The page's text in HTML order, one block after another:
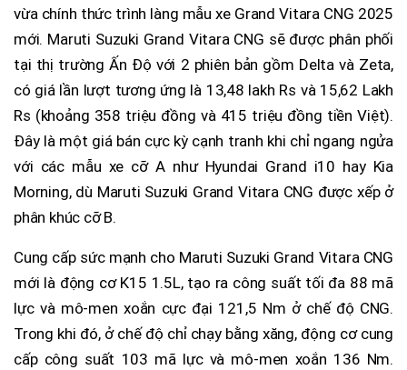
vừa chính thức trình làng mẫu xe Grand Vitara CNG 2025
mới. Maruti Suzuki Grand Vitara CNG sẽ được phân phối
tại thị trường Ấn Độ với 2 phiên bản gồm Delta và Zeta,
có giá lần lượt tương ứng là 13,48 lakh Rs và 15,62 Lakh
Rs (khoảng 358 triệu đồng và 415 triệu đồng tiền Việt).
Đây là một giá bán cực kỳ cạnh tranh khi chỉ ngang ngửa
với các mẫu xe cỡ A như Hyundai Grand i10 hay Kia
Morning, dù Maruti Suzuki Grand Vitara CNG được xếp ở
phân khúc cỡ B.
Cung cấp sức mạnh cho Maruti Suzuki Grand Vitara CNG
mới là động cơ K15 1.5L, tạo ra công suất tối đa 88 mã
lực và mô-men xoắn cực đại 121,5 Nm ở chế độ CNG.
Trong khi đó, ở chế độ chỉ chạy bằng xăng, động cơ cung
cấp công suất 103 mã lực và mô-men xoắn 136 Nm.